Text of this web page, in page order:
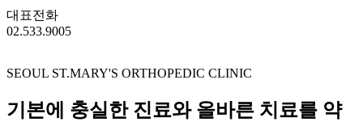
대표전화
02.533.9005
SEOUL ST.MARY'S ORTHOPEDIC CLINIC
기본에 충실한 진료와 올바른 치료를 약